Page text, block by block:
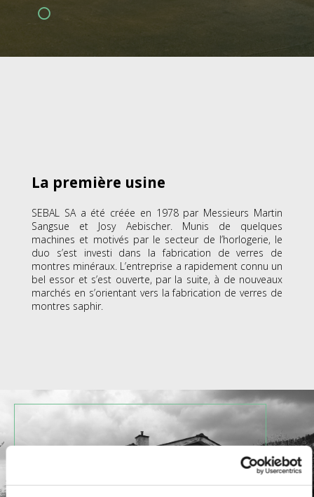
La première usine
SEBAL SA a été créée en 1978 par Messieurs Martin
Sangsue et Josy Aebischer. Munis de quelques
machines et motivés par le secteur de l’horlogerie, le
duo s’est investi dans la fabrication de verres de
montres minéraux. L’entreprise a rapidement connu un
bel essor et s’est ouverte, par la suite, à de nouveaux
marchés en s’orientant vers la fabrication de verres de
montres saphir.